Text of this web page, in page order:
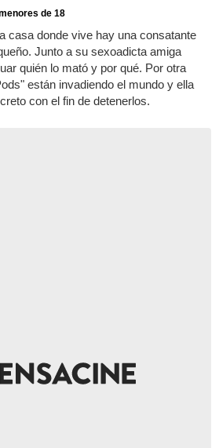
de 18
casa donde vive hay una consatante
Junto a su sexoadicta amiga
quién lo mató y por qué. Por otra
están invadiendo el mundo y ella
con el fin de detenerlos.